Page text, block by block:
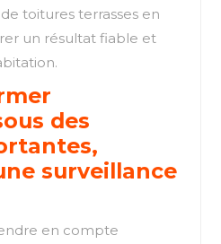
toitures terrasses en
un résultat fiable et
des
surveillance
en compte